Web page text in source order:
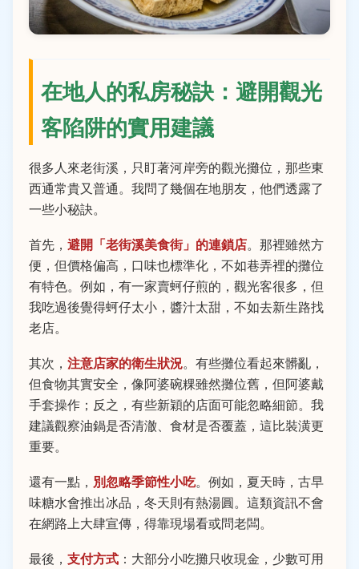
在地人的私房秘訣：避開觀光
客陷阱的實用建議
很多人來老街溪，只盯著河岸旁的觀光攤位，那些東
西通常貴又普通。我問了幾個在地朋友，他們透露了
一些小秘訣。
首先， 避開「老街溪美食街」的連鎖店。那裡雖然方
便，但價格偏高，口味也標準化，不如巷弄裡的攤位
有特色。例如，有一家賣蚵仔煎的，觀光客很多，但
我吃過後覺得蚵仔太小，醬汁太甜，不如去新生路找
老店。
其次， 注意店家的衛生狀況。有些攤位看起來髒亂，
但食物其實安全，像阿婆碗粿雖然攤位舊，但阿婆戴
手套操作；反之，有些新穎的店面可能忽略細節。我
建議觀察油鍋是否清澈、食材是否覆蓋，這比裝潢更
重要。
還有一點， 別忽略季節性小吃。例如，夏天時，古早
味糖水會推出冰品，冬天則有熱湯圓。這類資訊不會
在網路上大肆宣傳，得靠現場看或問老闆。
最後， 支付方式 ：大部分小吃攤只收現金，少數可用